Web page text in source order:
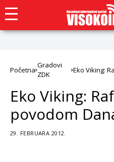
Početna
Gradovi
ZDK
Eko Viking:
Eko Viking:
povodom
29. FEBRUARA 2012.